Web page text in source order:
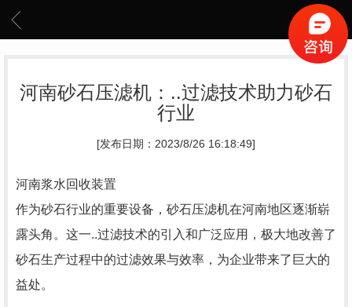
河南砂石压滤机：..过滤技术助力砂石
行业
[发布日期：2023/8/26 16:18:49]
河南浆水回收装置
作为砂石行业的重要设备，砂石压滤机在河南地区逐渐崭
露头角。这一..过滤技术的引入和广泛应用，极大地改善了
砂石生产过程中的过滤效果与效率，为企业带来了巨大的
益处。